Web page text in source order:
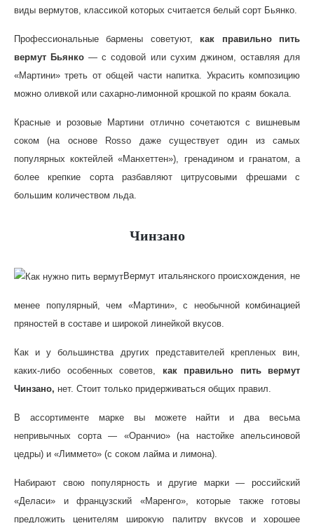
виды вермутов, классикой которых считается белый сорт Бьянко.
Профессиональные бармены советуют, как правильно пить
вермут Бьянко — с содовой или сухим джином, оставляя для
«Мартини» треть от общей части напитка. Украсить композицию
можно оливкой или сахарно-лимонной крошкой по краям бокала.
Красные и розовые Мартини отлично сочетаются с вишневым
соком (на основе Rosso даже существует один из самых
популярных коктейлей «Манхеттен»), гренадином и гранатом, а
более крепкие сорта разбавляют цитрусовыми фрешами с
большим количеством льда.
Чинзано
Вермут итальянского происхождения, не
менее популярный, чем «Мартини», с необычной комбинацией
пряностей в составе и широкой линейкой вкусов.
Как и у большинства других представителей крепленых вин,
каких-либо особенных советов, как правильно пить вермут
Чинзано, нет. Стоит только придерживаться общих правил.
В ассортименте марке вы можете найти и два весьма
непривычных сорта — «Оранчио» (на настойке апельсиновой
цедры) и «Лиммето» (с соком лайма и лимона).
Набирают свою популярность и другие марки — российский
«Деласи» и французский «Маренго», которые также готовы
предложить ценителям широкую палитру вкусов и хорошее